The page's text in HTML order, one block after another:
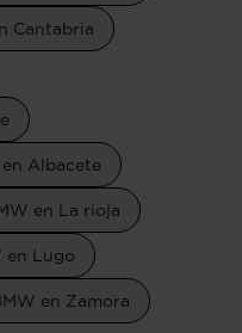
Cantabria
Albacete
en La rioja
en Lugo
en Zamora